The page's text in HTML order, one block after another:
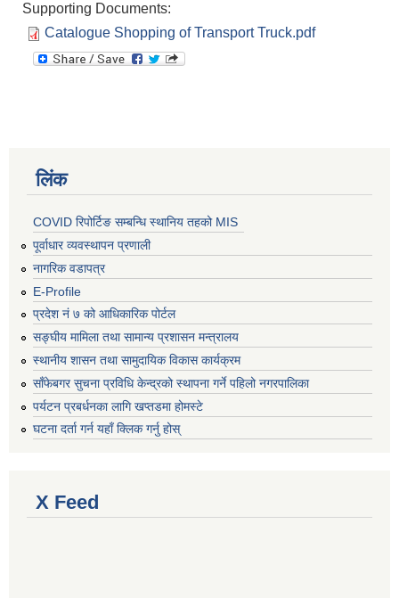
Supporting Documents:
Catalogue Shopping of Transport Truck.pdf
लिंक
COVID रिपोर्टिङ सम्बन्धि स्थानिय तहको MIS
पूर्वाधार व्यवस्थापन प्रणाली
नागरिक वडापत्र
E-Profile
प्रदेश नं ७ को आधिकारिक पोर्टल
सङ्घीय मामिला तथा सामान्य प्रशासन मन्त्रालय
स्थानीय शासन तथा सामुदायिक विकास कार्यक्रम
साँफेबगर सुचना प्रविधि केन्द्रको स्थापना गर्ने पहिलो नगरपालिका
पर्यटन प्रबर्धनका लागि खप्तडमा होमस्टे
घटना दर्ता गर्न यहाँ क्लिक गर्नु होस्
X Feed